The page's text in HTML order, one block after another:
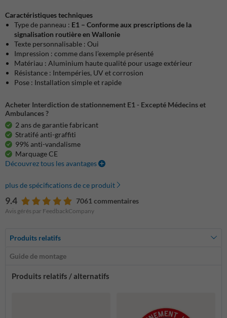
Caractéristiques techniques
Type de panneau : E1 – Conforme aux prescriptions de la
signalisation routière en Wallonie
Texte personnalisable : Oui
Impression : comme dans l’exemple présenté
Matériau : Aluminium haute qualité pour usage extérieur
Résistance : Intempéries, UV et corrosion
Pose : Installation simple et rapide
Acheter Interdiction de stationnement E1 - Excepté Médecins et
Ambulances ?
2 ans de garantie fabricant
Stratifé anti-graffiti
99% anti-vandalisme
Marquage CE
Découvrez tous les avantages
plus de spécifications de ce produit
9.4 7061 commentaires
Avis gérés par FeedbackCompany
Produits relatifs
Guide de montage
Produits relatifs / alternatifs